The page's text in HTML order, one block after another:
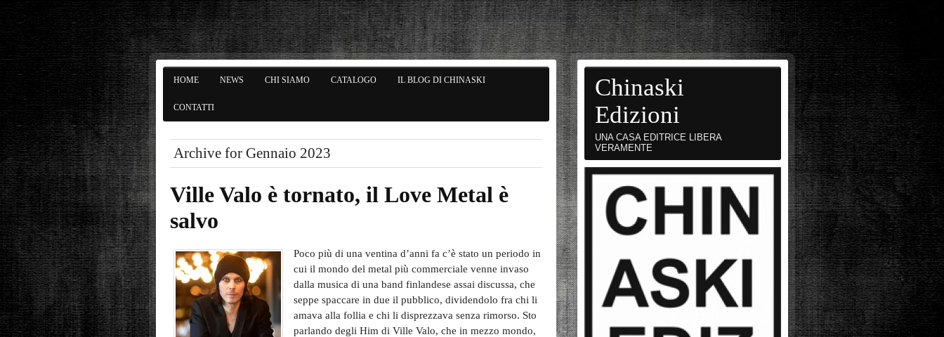
HOME NEWS CHI SIAMO CATALOGO IL BLOG DI CHINASKI
CONTATTI
Archive for Gennaio 2023
Ville Valo è tornato, il Love Metal è
salvo
Poco più di una ventina d’anni fa c’è stato un periodo in
cui il mondo del metal più commerciale venne invaso
dalla musica di una band finlandese assai discussa, che
seppe spaccare in due il pubblico, dividendolo fra chi li
amava alla follia e chi li disprezzava senza rimorso. Sto
parlando degli Him di Ville Valo, che in mezzo mondo,
Chinaski
Edizioni
UNA CASA EDITRICE LIBERA
VERAMENTE